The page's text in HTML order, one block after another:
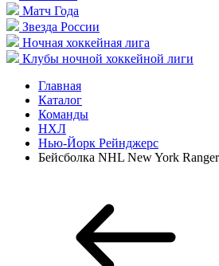
Матч Года
Звезда России
Ночная хоккейная лига
Клубы ночной хоккейной лиги
Главная
Каталог
Команды
НХЛ
Нью-Йорк Рейнджерс
Бейсболка NHL New York